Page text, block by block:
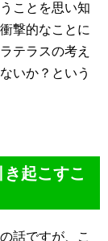
ことを思い知
撃的なことに
テラスの考え
いか？という
起こすこ
話ですが、こ